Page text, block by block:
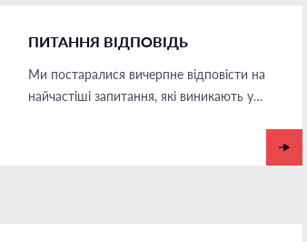
ПИТАННЯ ВІДПОВІДЬ
Ми постаралися вичерпне відповісти на
найчастіші запитання, які виникають у